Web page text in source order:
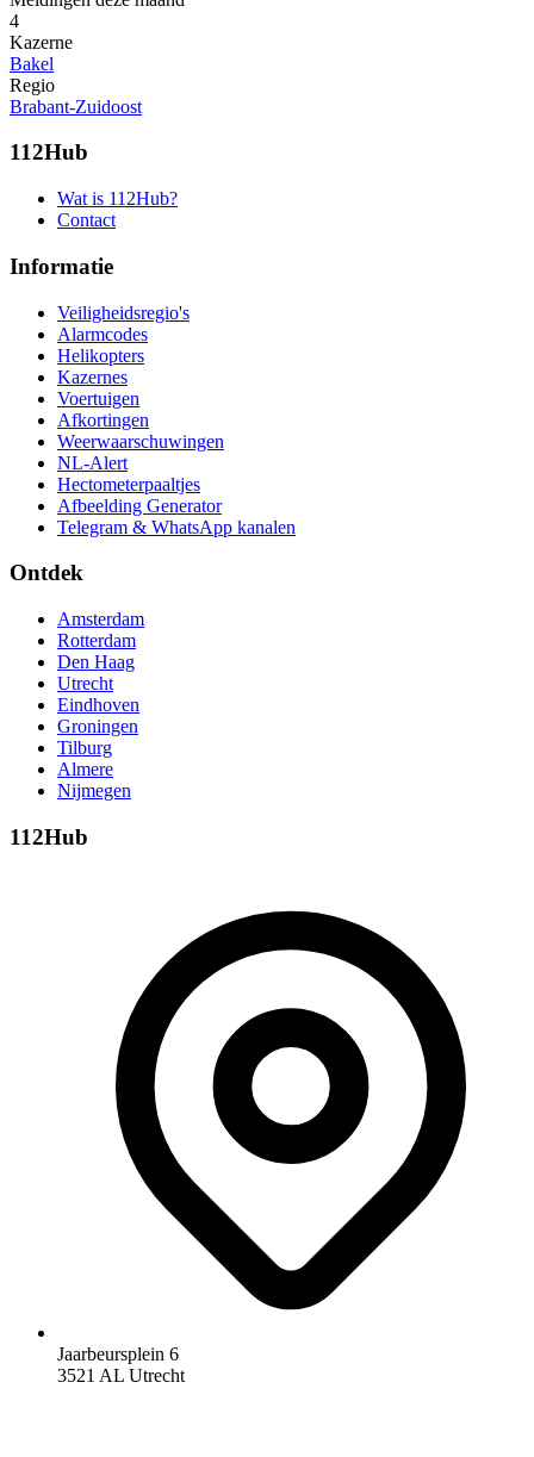
4
Kazerne
Bakel
Regio
Brabant-Zuidoost
112Hub
Wat is 112Hub?
Contact
Informatie
Veiligheidsregio's
Alarmcodes
Helikopters
Kazernes
Voertuigen
Afkortingen
Weerwaarschuwingen
NL-Alert
Hectometerpaaltjes
Afbeelding Generator
Telegram & WhatsApp kanalen
Ontdek
Amsterdam
Rotterdam
Den Haag
Utrecht
Eindhoven
Groningen
Tilburg
Almere
Nijmegen
112Hub
Jaarbeursplein 6
3521 AL Utrecht